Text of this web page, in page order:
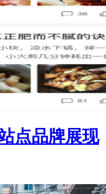
点品牌展现